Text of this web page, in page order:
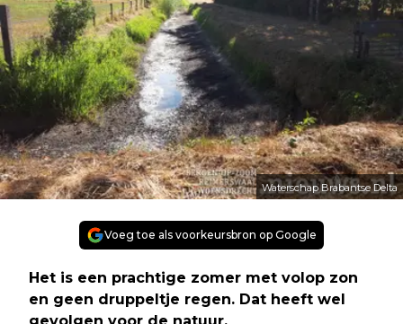
Waterschap Brabantse Delta
Voeg toe als voorkeursbron op Google
Het is een prachtige zomer met volop zon
en geen druppeltje regen. Dat heeft wel
gevolgen voor de natuur.